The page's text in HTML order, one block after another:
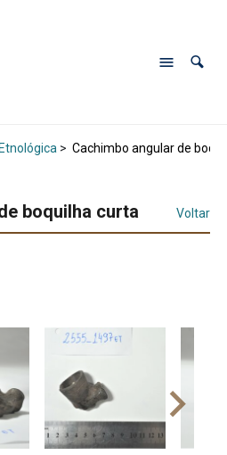
> Cachimbo angular de
boquilha curta Voltar